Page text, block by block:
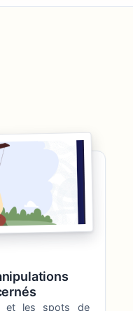
et les spots de